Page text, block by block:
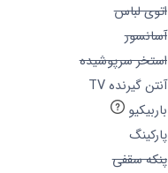
اتوی لباس
آسانسور
استخر سرپوشیده
آنتن گیرنده TV
باربیکیو
پارکینگ
پنکه سقفی